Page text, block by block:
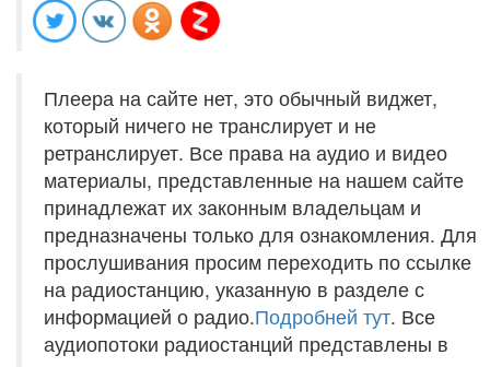
Плеера на сайте нет, это обычный виджет,
который ничего не транслирует и не
ретранслирует. Все права на аудио и видео
материалы, представленные на нашем сайте
принадлежат их законным владельцам и
предназначены только для ознакомления. Для
прослушивания просим переходить по ссылке
на радиостанцию, указанную в разделе с
информацией о радио.Подробней тут. Все
аудиопотоки радиостанций представлены в